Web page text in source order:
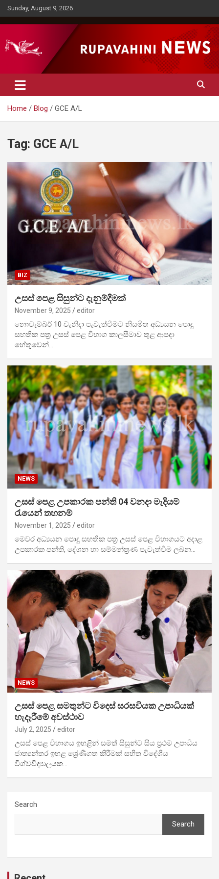
Skip
to
content
Sunday, August 9, 2026
Rupavahini News
Home Blog GCE A/L
Tag: GCE A/L
BIZ
උසස් පෙළ සිසුන්ට දැනුම්දීමක්
November 9, 2025 editor
නොවැ­ම්බර් 10 වැනිදා පැවැ­ත්වී­මට නිය­මිත අධ්‍ය­යන පොදු
සහ­තික පත්‍ර උසස් පෙළ විභා­ග­ කාලසීමාව තුළ ආපදා
හේතුවෙන්…
NEWS
උසස් පෙළ උපකාරක පන්ති 04 වනදා මැදියම්
රැයෙන් තහනම්
November 1, 2025 editor
මෙවර අධ්‍යයන පොදු සහතික පත්‍ර උසස් පෙළ විභාගයට අදාළ
උපකාරක පන්ති, දේශන හා සම්මන්ත්‍රණ පැවැත්වීම ලබන…
NEWS
උසස් පෙළ සමතුන්ට විදෙස් සරසවියක උපාධියක්
හැදෑරීමේ අවස්ථාව
July 2, 2025 editor
උසස් පෙළ විභාගය ඉහළින් සමත් සිසුන්ට සිය ප්‍රථම උපාධිය
ජාත්‍යන්තර ඉහළ ශ්‍රේණිගත කිරීමක් සහිත විදේශීය
විශ්වවිද්‍යාලයක…
Search
Search